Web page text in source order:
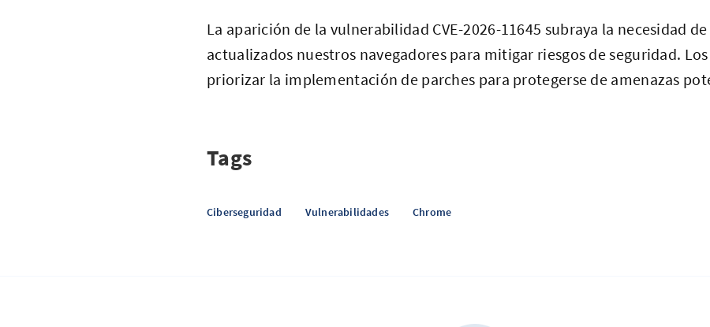
La aparición de la vulnerabilidad CVE-2026-11645 subraya la necesidad
actualizados nuestros navegadores para mitigar riesgos de seguridad.
priorizar la implementación de parches para protegerse de amenazas
Tags
Ciberseguridad Vulnerabilidades Chrome